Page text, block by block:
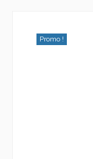
Promo !